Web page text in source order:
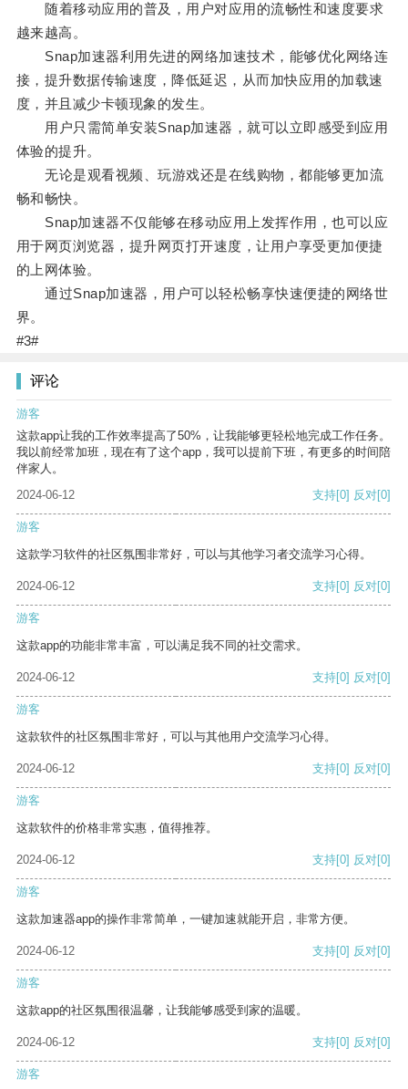
随着移动应用的普及，用户对应用的流畅性和速度要求
越来越高。
Snap加速器利用先进的网络加速技术，能够优化网络连
接，提升数据传输速度，降低延迟，从而加快应用的加载速
度，并且减少卡顿现象的发生。
用户只需简单安装Snap加速器，就可以立即感受到应用
体验的提升。
无论是观看视频、玩游戏还是在线购物，都能够更加流
畅和畅快。
Snap加速器不仅能够在移动应用上发挥作用，也可以应
用于网页浏览器，提升网页打开速度，让用户享受更加便捷
的上网体验。
通过Snap加速器，用户可以轻松畅享快速便捷的网络世
界。
#3#
评论
游客
这款app让我的工作效率提高了50%，让我能够更轻松地完成工作任务。
我以前经常加班，现在有了这个app，我可以提前下班，有更多的时间陪
伴家人。
2024-06-12
支持[0] 反对[0]
游客
这款学习软件的社区氛围非常好，可以与其他学习者交流学习心得。
2024-06-12 支持[0] 反对[0]
游客
这款app的功能非常丰富，可以满足我不同的社交需求。
2024-06-12 支持[0] 反对[0]
游客
这款软件的社区氛围非常好，可以与其他用户交流学习心得。
2024-06-12 支持[0] 反对[0]
游客
这款软件的价格非常实惠，值得推荐。
2024-06-12 支持[0] 反对[0]
游客
这款加速器app的操作非常简单，一键加速就能开启，非常方便。
2024-06-12 支持[0] 反对[0]
游客
这款app的社区氛围很温馨，让我能够感受到家的温暖。
2024-06-12 支持[0] 反对[0]
游客